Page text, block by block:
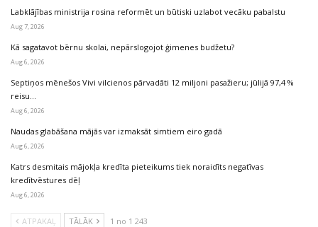
Labklājības ministrija rosina reformēt un būtiski uzlabot vecāku pabalstu
Aug 7, 2026
Kā sagatavot bērnu skolai, nepārslogojot ģimenes budžetu?
Aug 6, 2026
Septiņos mēnešos Vivi vilcienos pārvadāti 12 miljoni pasažieru; jūlijā 97,4 %
reisu…
Aug 6, 2026
Naudas glabāšana mājās var izmaksāt simtiem eiro gadā
Aug 6, 2026
Katrs desmitais mājokļa kredīta pieteikums tiek noraidīts negatīvas
kredītvēstures dēļ
Aug 6, 2026
ATPAKAĻ TĀLĀK 1 no 1 243